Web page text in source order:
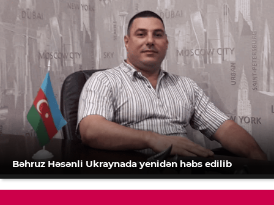
Bəhruz Həsənli Ukraynada yenidən həbs edilib